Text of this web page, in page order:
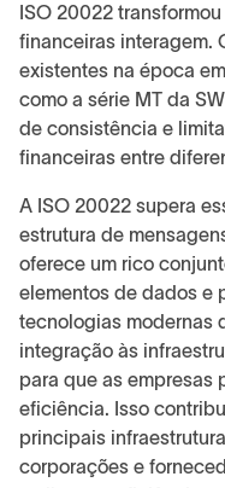
ISO 20022
financeiras interagem.
existentes na época
como a série MT da
de consistência e
financeiras entre
A ISO 20022 supera
estrutura de
oferece um rico
elementos de dados e
tecnologias modernas
integração às
para que as empresas
eficiência. Isso
principais
corporações e